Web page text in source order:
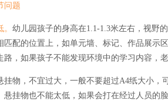
问题
幼儿园孩子的身高在1.1-1.3米左右，视野
匹配的位置上，如单元墙、标记、作品展示
路，如果孩子不能发现环境中的学习内容，
，不宜过大，一般不要超过A4纸大小，
悬挂物也不能太低，如果会打在经过人员的